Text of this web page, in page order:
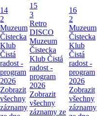
14
2
Muzeum
Čistecka
Klub
Čistá
radost -
program
2026
Zobrazit
všechny
záznamy
15
3
Retro
DISCO
Muzeum
Čistecka
Klub Čistá
radost -
program
2026
Zobrazit
všechny
záznamy ze
16
2
Muzeum
Čistecka
Klub
Čistá
radost -
program
2026
Zobrazit
všechny
záznamy